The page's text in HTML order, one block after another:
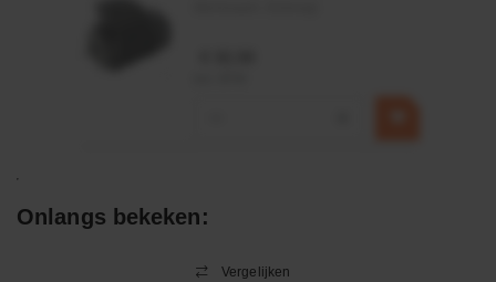
Onlangs bekeken:
Vergelijken